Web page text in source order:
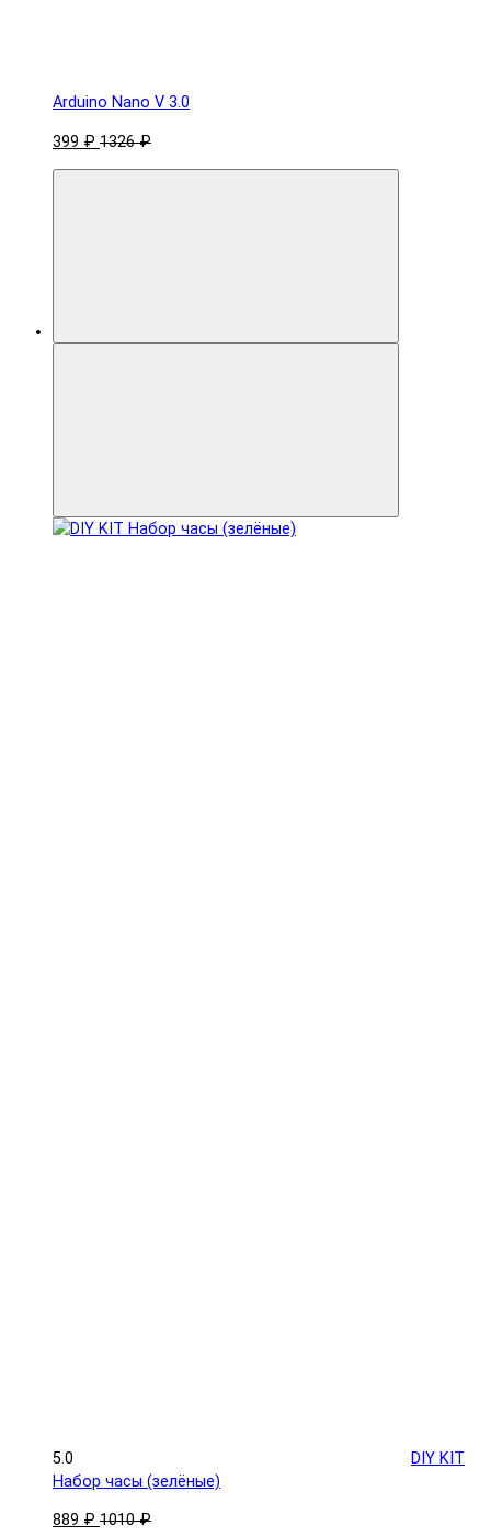
Arduino Nano V 3.0
399 ₽ 1326 ₽
5.0
DIY KIT
Набор часы (зелёные)
889 ₽ 1010 ₽